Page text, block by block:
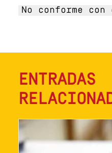
No conforme
ENTRADAS